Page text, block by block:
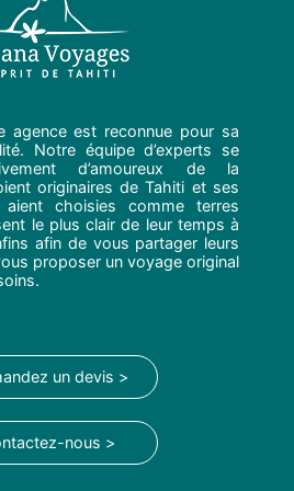
agence est reconnue pour sa
Notre équipe d’experts se
d’amoureux de la
originaires de Tahiti et ses
choisies comme terres
le plus clair de leur temps à
afin de vous partager leurs
proposer un voyage original
un devis >
nous >